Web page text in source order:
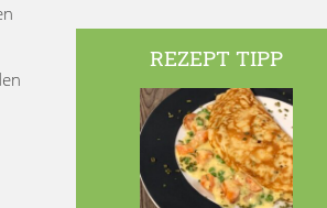
REZEPT TIPP